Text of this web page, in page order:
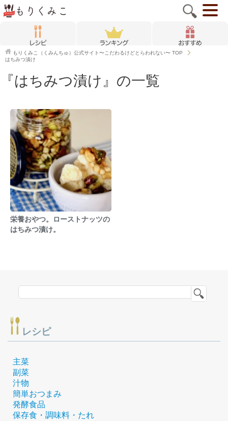
もりくみこ（くみんちゅ）公式サイト〜こだわるけどとらわれない〜 TOP
はちみつ漬け
『はちみつ漬け』の一覧
栄養おやつ。ローストナッツの
はちみつ漬け。
レシピ
主菜
副菜
汁物
簡単おつまみ
発酵食品
保存食・調味料・たれ